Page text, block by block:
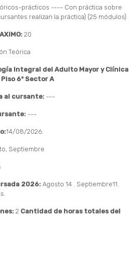
prácticos ---- Con práctica sobre
realizan la práctica) (25 módulos)
20
Teórica
Integral del Adulto Mayor y Clínica
6º Sector A
al cursante: ---
---
14/08/2026
Septiembre
2026: Agosto 14 . Septiembre11.
2 Cantidad de horas totales del